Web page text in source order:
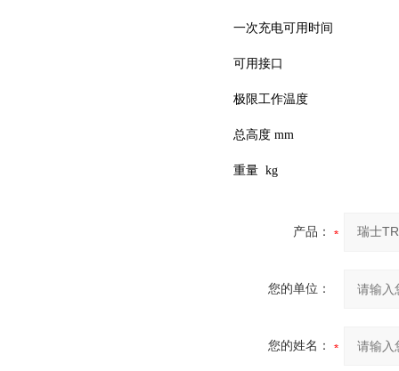
一次充电可用时间
可用接口
极限工作温度
总高度 mm
重量 kg
产品：
您的单位：
您的姓名：